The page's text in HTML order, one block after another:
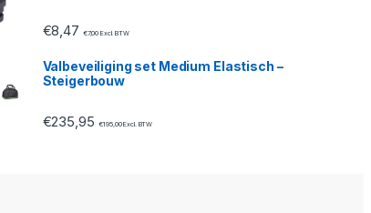
€8,47 €7,00 Excl. BTW
Valbeveiliging set Medium Elastisch –
Steigerbouw
€235,95 €195,00Excl. BTW